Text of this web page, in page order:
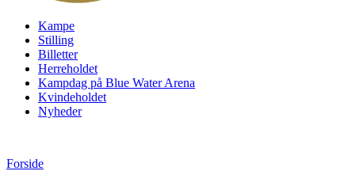
Kampe
Stilling
Billetter
Herreholdet
Kampdag på Blue Water Arena
Kvindeholdet
Nyheder
Forside